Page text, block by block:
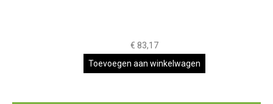
€ 83,17
Toevoegen aan winkelwagen